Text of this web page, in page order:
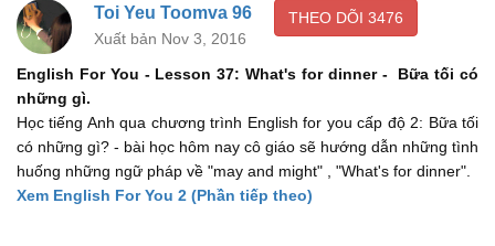
a spoon
Một chiếc thìa
a fork
Một chiếc dĩa
01:05
We also need other things to eat: a napkin
Chúng ta cũng cần thứ nữa để ăn: Khăn ăn
Toi Yeu Toomva 96
Xuất bản Nov 3, 2016
THEO DÕI 3476
English For You - Lesson 37: What's for dinner - Bữa tối có
những gì.
Học tiếng Anh qua chương trình English for you cấp độ 2: Bữa tối
có những gì? - bài học hôm nay cô giáo sẽ hướng dẫn những tình
huống những ngữ pháp về "may and might" , "What's for dinner".
Xem English For You 2 (Phần tiếp theo)